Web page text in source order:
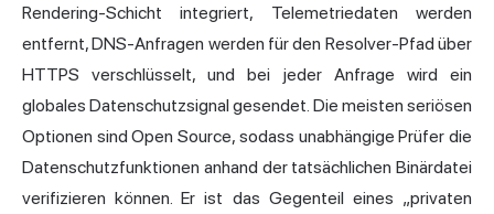
Rendering-Schicht integriert, Telemetriedaten werden
entfernt, DNS-Anfragen werden für den Resolver-Pfad über
HTTPS verschlüsselt, und bei jeder Anfrage wird ein
globales Datenschutzsignal gesendet. Die meisten seriösen
Optionen sind Open Source, sodass unabhängige Prüfer die
Datenschutzfunktionen anhand der tatsächlichen Binärdatei
verifizieren können. Er ist das Gegenteil eines „privaten